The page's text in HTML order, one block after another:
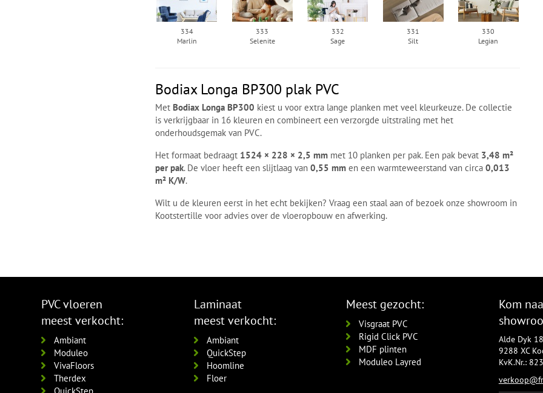
334
Marlin
333
Selenite
332
Sage
331
Silt
330
Legian
Bodiax Longa BP300 plak PVC
Met Bodiax Longa BP300 kiest u voor extra lange planken met veel kleurkeuze. De collectie
is verkrijgbaar in 16 kleuren en combineert een verzorgde uitstraling met het
onderhoudsgemak van PVC.
Het formaat bedraagt 1524 × 228 × 2,5 mm met 10 planken per pak. Een pak bevat 3,48 m²
per pak. De vloer heeft een slijtlaag van0,55 mm en een warmteweerstand van circa0,013
m² K/W.
Wilt u de kleuren eerst in het echt bekijken? Vraag een staal aan of bezoek onze showroom in
Kootstertille voor advies over de vloeropbouw en afwerking.
PVC vloeren
meest verkocht:
Ambiant
Moduleo
VivaFloors
Therdex
QuickStep
Laminaat
meest verkocht:
Ambiant
QuickStep
Hoomline
Floer
Meest gezocht:
Visgraat PVC
Rigid Click PVC
MDF plinten
Moduleo Layred
Kom
Alde Dyk
9288 XC
KvK.Nr.: